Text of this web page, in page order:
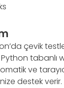
çevik
Python tabanlı
ve
destek verir.